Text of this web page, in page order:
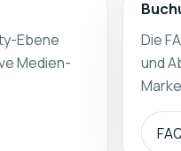
Ebene
Medien-
Die
und